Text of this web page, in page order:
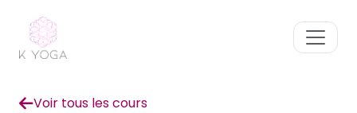
Voir tous les cours